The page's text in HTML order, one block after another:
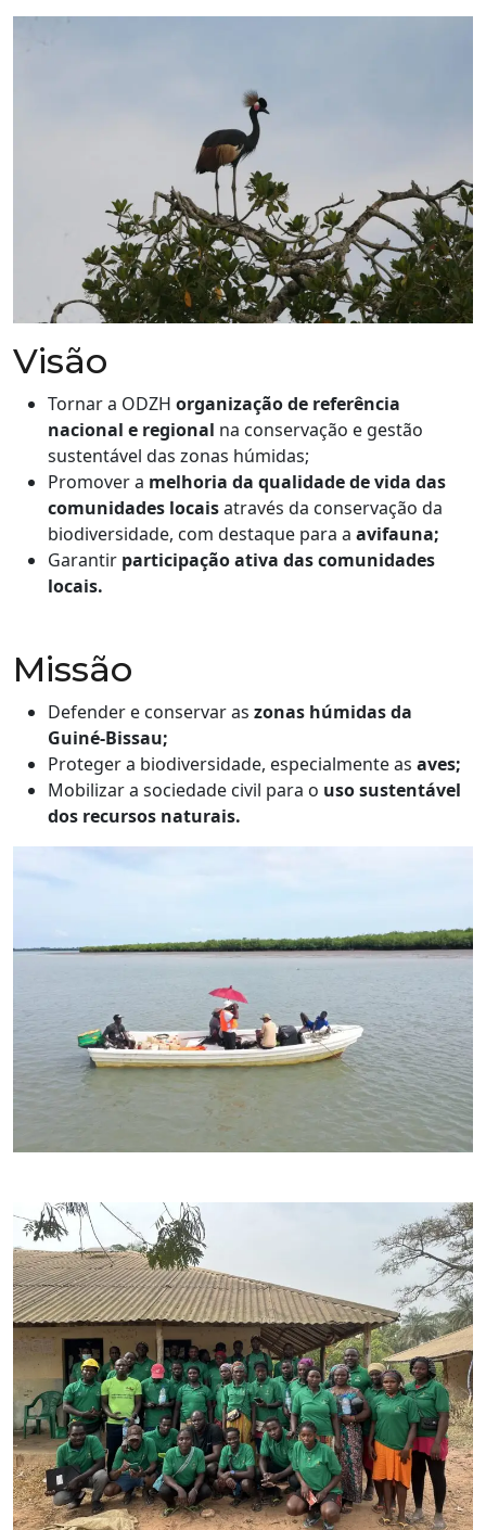
Visão
Tornar a ODZH organização de referência
nacional e regional na conservação e gestão
sustentável das zonas húmidas;
Promover a melhoria da qualidade de vida das
comunidades locaisatravés da conservação da
biodiversidade, com destaque para a avifauna;
Garantir participação ativa das comunidades
locais.
Missão
Defender e conservar as zonas húmidas da
Guiné-Bissau;
Proteger a biodiversidade, especialmente as aves;
Mobilizar a sociedade civil para o uso sustentável
dos recursos naturais.